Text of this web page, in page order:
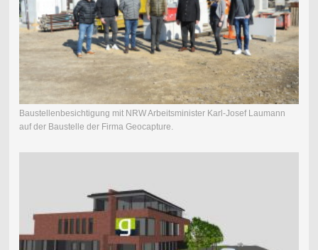
Baustellenbesichtigung mit NRW Arbeitsminister Karl-Josef Laumann
auf der Baustelle der Firma Geocapture.